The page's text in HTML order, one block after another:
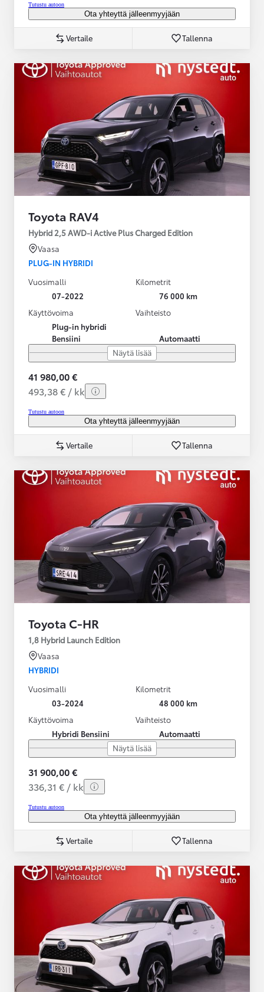
Tutustu autoon
Ota yhteyttä jälleenmyyjään
Vertaile Tallenna
Toyota RAV4
Hybrid 2,5 AWD-i Active Plus Charged Edition
Vaasa
PLUG-IN HYBRIDI
Vuosimalli
07-2022
Kilometrit
76 000 km
Käyttövoima
Plug-in hybridi
Bensiini
Vaihteisto
Automaatti
Näytä lisää
41 980,00 €
493,38 € / kk
Tutustu autoon
Ota yhteyttä jälleenmyyjään
Vertaile Tallenna
Toyota C-HR
1,8 Hybrid Launch Edition
Vaasa
HYBRIDI
Vuosimalli
03-2024
Kilometrit
48 000 km
Käyttövoima
Hybridi Bensiini
Vaihteisto
Automaatti
Näytä lisää
31 900,00 €
336,31 € / kk
Tutustu autoon
Ota yhteyttä jälleenmyyjään
Vertaile Tallenna